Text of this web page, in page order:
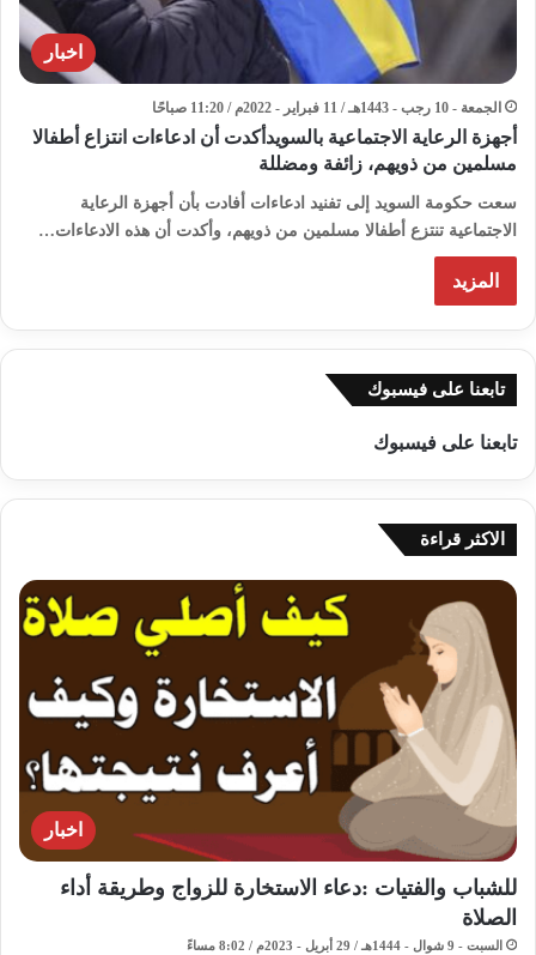
اخبار
الجمعة - 10 رجب - 1443هـ / 11 فبراير - 2022م / 11:20 صباحًا
أجهزة الرعاية الاجتماعية بالسويدأكدت أن ادعاءات انتزاع أطفالا
مسلمين من ذويهم، زائفة ومضللة
سعت حكومة السويد إلى تفنيد ادعاءات أفادت بأن أجهزة الرعاية
الاجتماعية تنتزع أطفالا مسلمين من ذويهم، وأكدت أن هذه الادعاءات…
المزيد
تابعنا على فيسبوك
تابعنا على فيسبوك
الاكثر قراءة
اخبار
للشباب والفتيات :دعاء الاستخارة للزواج وطريقة أداء
الصلاة
السبت - 9 شوال - 1444هـ / 29 أبريل - 2023م / 8:02 مساءً